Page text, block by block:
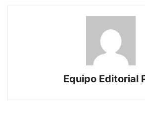
Equipo Editorial